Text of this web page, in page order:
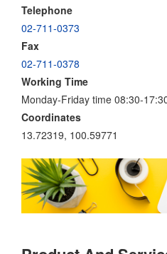
Telephone
02-711-0373
Fax
02-711-0378
Working Time
Monday-Friday time 08:30-
Coordinates
13.72319, 100.59771